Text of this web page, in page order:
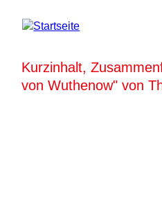
Kurzinhalt,
von Wuthenow" von